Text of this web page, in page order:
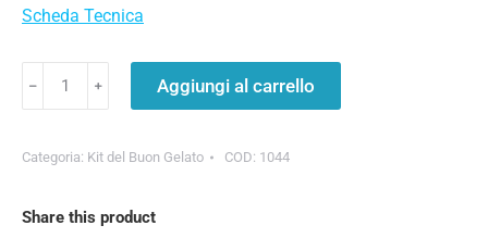
Scheda Tecnica
﹣ ﹢ Aggiungi al carrello
Categoria: Kit del Buon Gelato COD: 1044
Share this product